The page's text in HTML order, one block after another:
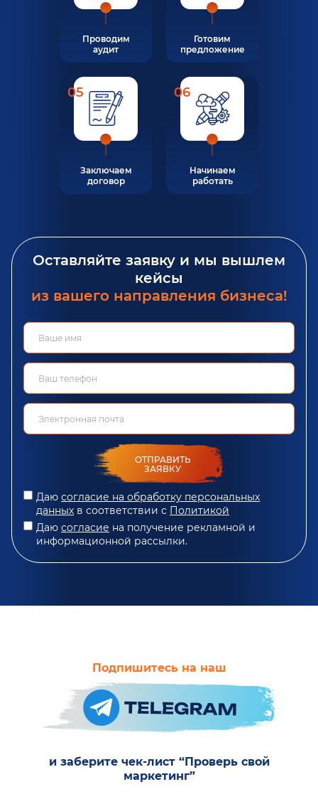
Проводим
аудит
Готовим
предложение
05
Заключаем
договор
06
Начинаем
работать
Оставляйте заявку и мы вышлем
кейсы
из вашего направления бизнеса!
ОТПРАВИТЬ
ЗАЯВКУ
Даю согласие на обработку персональных
данных в соответствии с Политикой
Даю согласие на получение рекламной и
информационной рассылки.
Подпишитесь на наш
и заберите чек-лист “Проверь свой
маркетинг”